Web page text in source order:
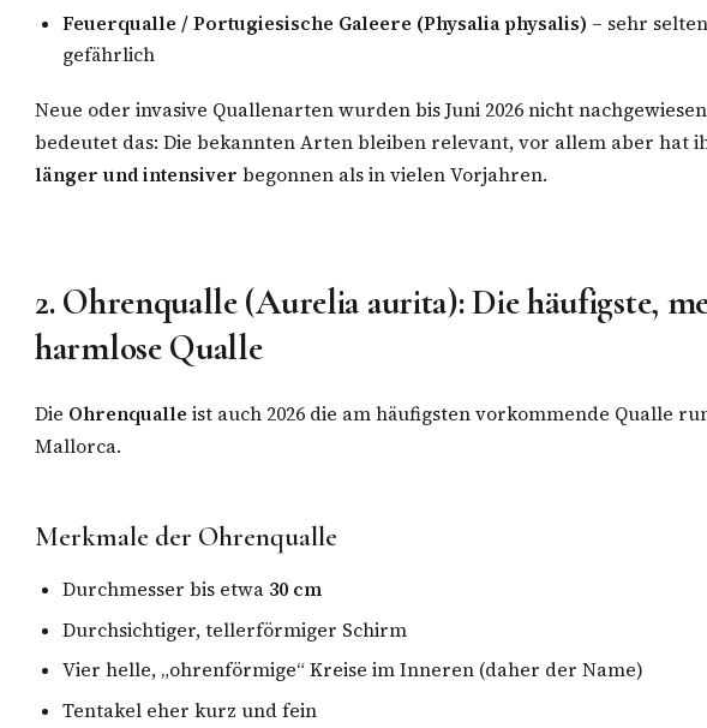
Feuerqualle / Portugiesische Galeere (Physalia physalis) – sehr
gefährlich
Neue oder invasive Quallenarten wurden bis Juni 2026 nicht
bedeutet das: Die bekannten Arten bleiben relevant, vor allem aber hat
länger und intensiver begonnen als in vielen Vorjahren.
2. Ohrenqualle (Aurelia aurita): Die häufigste,
harmlose Qualle
Die Ohrenqualle ist auch 2026 die am häufigsten vorkommende Qualle
Mallorca.
Merkmale der Ohrenqualle
Durchmesser bis etwa 30 cm
Durchsichtiger, tellerförmiger Schirm
Vier helle, „ohrenförmige“ Kreise im Inneren (daher der Name)
Tentakel eher kurz und fein